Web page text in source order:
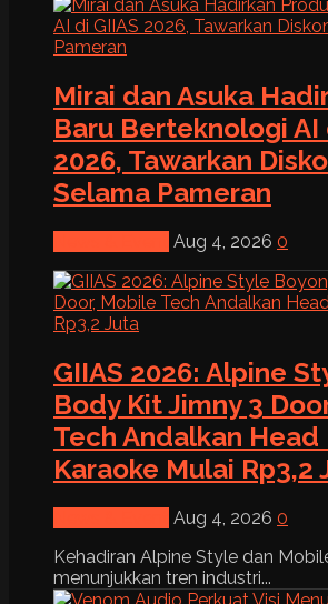
Mirai dan Asuka
Baru Berteknologi AI
2026, Tawarkan
Selama Pameran
Aug 4, 2026 0
GIIAS 2026: Alpine
Body Kit Jimny 3
Tech Andalkan
Karaoke Mulai Rp3,2
Aug 4, 2026 0
Kehadiran Alpine Style dan
menunjukkan tren industri...